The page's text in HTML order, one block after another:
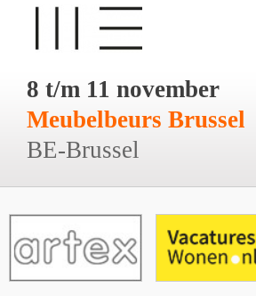
8 t/m 11 november
Meubelbeurs Brussel
BE-Brussel